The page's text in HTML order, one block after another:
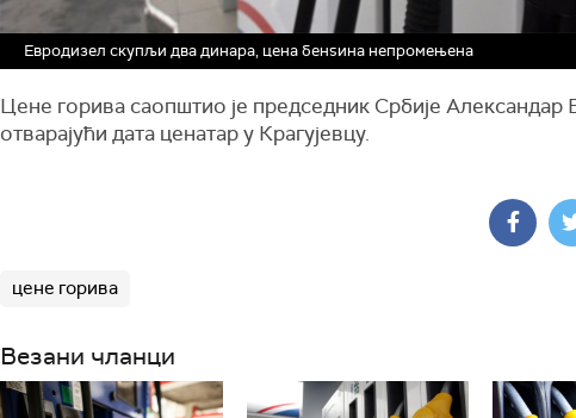
Евродизел скупљи два динара, цена бенѕина непромењена
Цене горива саопштио је председник Србије Александар
отварајући дата ценатар у Крагујевцу.
цене горива
Везани чланци